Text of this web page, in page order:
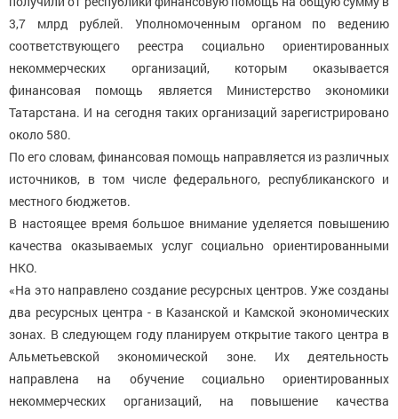
3,7 млрд рублей. Уполномоченным органом по ведению
соответствующего реестра социально ориентированных
некоммерческих организаций, которым оказывается
финансовая помощь является Министерство экономики
Татарстана. И на сегодня таких организаций зарегистрировано
около 580.
По его словам, финансовая помощь направляется из различных
источников, в том числе федерального, республиканского и
местного бюджетов.
В настоящее время большое внимание уделяется повышению
качества оказываемых услуг социально ориентированными
НКО.
«На это направлено создание ресурсных центров. Уже созданы
два ресурсных центра - в Казанской и Камской экономических
зонах. В следующем году планируем открытие такого центра в
Альметьевской экономической зоне. Их деятельность
направлена на обучение социально ориентированных
некоммерческих организаций, на повышение качества